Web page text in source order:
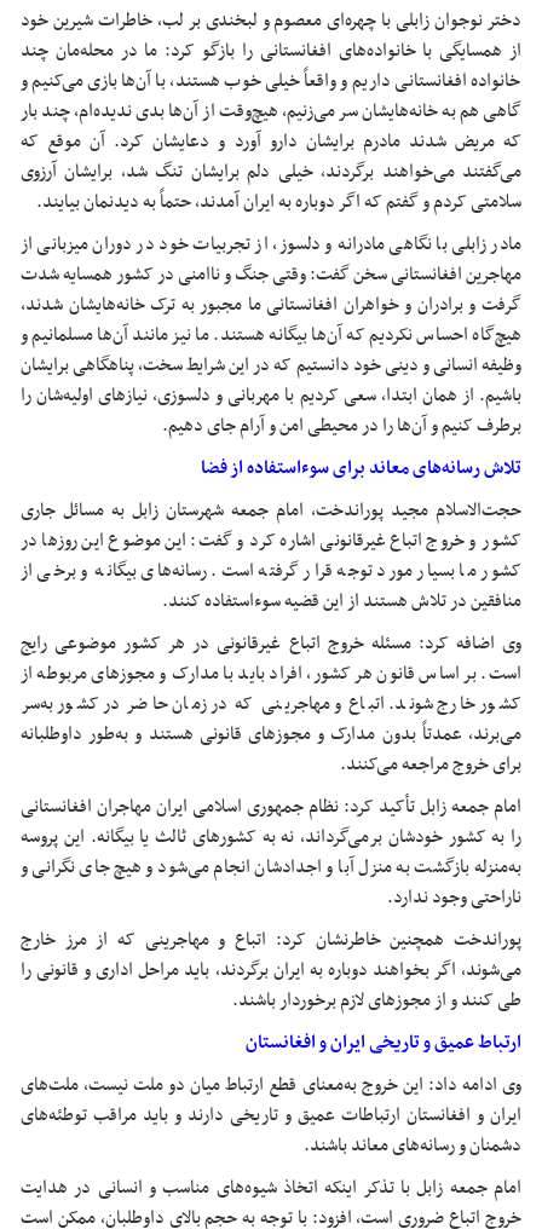
دختر نوجوان زابلی با چهره‌ای معصوم و لبخندی بر لب، خاطرات شیرین خود
از همسایگی با خانواده‌های افغانستانی را بازگو کرد: ما در محله‌مان چند
خانواده افغانستانی داریم و واقعاً خیلی خوب هستند، با آن‌ها بازی می‌کنیم و
گاهی هم به خانه‌هایشان سر می‌زنیم، هیچ‌وقت از آن‌ها بدی ندیده‌ام، چند بار
که مریض شدند مادرم برایشان دارو آورد و دعایشان کرد. آن موقع که
می‌گفتند می‌خواهند برگردند، خیلی دلم برایشان تنگ شد، برایشان آرزوی
سلامتی کردم و گفتم که اگر دوباره به ایران آمدند، حتماً به دیدنمان بیایند.
مادر زابلی با نگاهی مادرانه و دلسوز، از تجربیات خود در دوران میزبانی از
مهاجرین افغانستانی سخن گفت: وقتی جنگ و ناامنی در کشور همسایه شدت
گرفت و برادران و خواهران افغانستانی ما مجبور به ترک خانه‌هایشان شدند،
هیچ‌گاه احساس نکردیم که آن‌ها بیگانه هستند. ما نیز مانند آن‌ها مسلمانیم و
وظیفه انسانی و دینی خود دانستیم که در این شرایط سخت، پناهگاهی برایشان
باشیم. از همان ابتدا، سعی کردیم با مهربانی و دلسوزی، نیازهای اولیه‌شان را
برطرف کنیم و آن‌ها را در محیطی امن و آرام جای دهیم.
تلاش رسانه‌های معاند برای سوءاستفاده از فضا
حجت‌الاسلام مجید پوراندخت، امام جمعه شهرستان زابل به مسائل جاری
کشور و خروج اتباع غیرقانونی اشاره کرد و گفت: این موضوع این روزها در
کشور ما بسیار مورد توجه قرار گرفته است. رسانه‌های بیگانه و برخی از
منافقین در تلاش هستند از این قضیه سوءاستفاده کنند.
وی اضافه کرد: مسئله خروج اتباع غیرقانونی در هر کشور موضوعی رایج
است. بر اساس قانون هر کشور، افراد باید با مدارک و مجوزهای مربوطه از
کشور خارج شوند. اتباع و مهاجرینی که در زمان حاضر در کشور به‌سر
می‌برند، عمدتاً بدون مدارک و مجوزهای قانونی هستند و به‌طور داوطلبانه
برای خروج مراجعه می‌کنند.
امام جمعه زابل تأکید کرد: نظام جمهوری اسلامی ایران مهاجران افغانستانی
را به کشور خودشان برمی‌گرداند، نه به کشورهای ثالث یا بیگانه. این پروسه
به‌منزله‌ بازگشت به منزل آبا و اجدادشان انجام می‌شود و هیچ جای نگرانی و
ناراحتی وجود ندارد.
پوراندخت همچنین خاطرنشان کرد: اتباع و مهاجرینی که از مرز خارج
می‌شوند، اگر بخواهند دوباره به ایران برگردند، باید مراحل اداری و قانونی را
طی کنند و از مجوزهای لازم برخوردار باشند.
ارتباط عمیق و تاریخی ایران و افغانستان
وی ادامه داد: این خروج به‌معنای قطع ارتباط میان دو ملت نیست، ملت‌های
ایران و افغانستان ارتباطات عمیق و تاریخی دارند و باید مراقب توطئه‌های
دشمنان و رسانه‌های معاند باشند.
امام جمعه زابل با تذکر اینکه اتخاذ شیوه‌های مناسب و انسانی در هدایت
خروج اتباع ضروری است، افزود: با توجه به حجم بالای داوطلبان، ممکن است